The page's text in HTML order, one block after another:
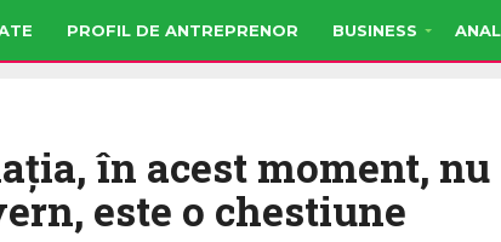
PROFIL DE ANTREPRENOR BUSINESS
în acest moment, nu
este o chestiune